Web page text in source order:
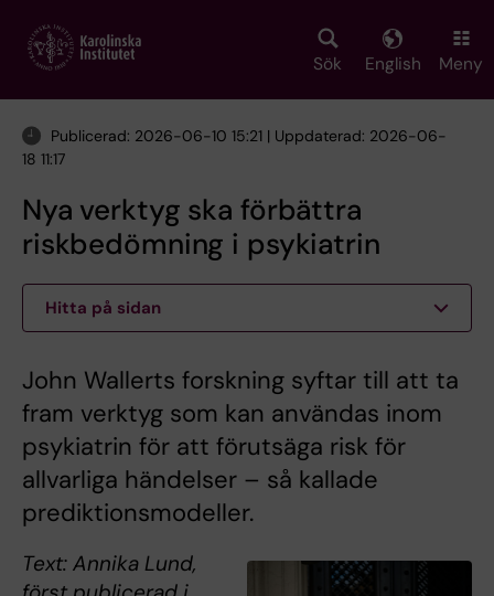
main
Sök English Meny
Publicerad: 2026-06-10 15:21 | Uppdaterad: 2026-06-
18 11:17
Nya verktyg ska förbättra
riskbedömning i psykiatrin
Hitta på sidan
John Wallerts forskning syftar till att ta
fram verktyg som kan användas inom
psykiatrin för att förutsäga risk för
allvarliga händelser – så kallade
prediktionsmodeller.
Text: Annika Lund,